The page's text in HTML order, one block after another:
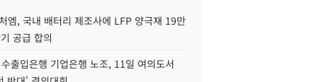
엠, 국내 배터리 제조사에 LFP 양극재 19만
공급 합의
출입은행 기업은행 노조, 11일 여의도서